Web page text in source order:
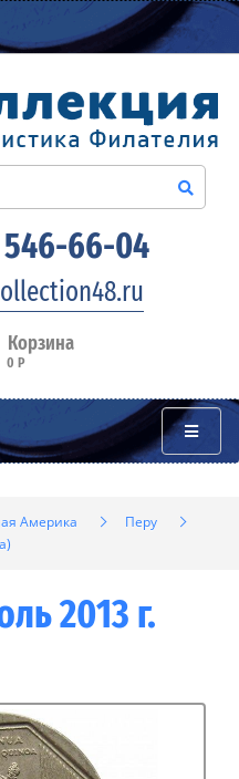
546-66-04
Корзина
0 Р
Америка
Перу
2013 г.